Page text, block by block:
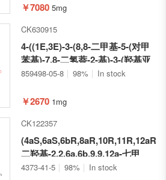
￥7080 5mg
CK630915
4-((1E,3E)-3-(8,8-二甲基-5-(对甲
苯基)-7,8-二氢萘-2-基)-3-(羟基亚
氨基)丙-1-烯-1-基)苯甲酸
859498-05-8 98% In stock
￥2670 1mg
CK122357
二羟基-2,2,6a,6b,9,9,12a-七甲
基-
4373-41-5 98% In stock